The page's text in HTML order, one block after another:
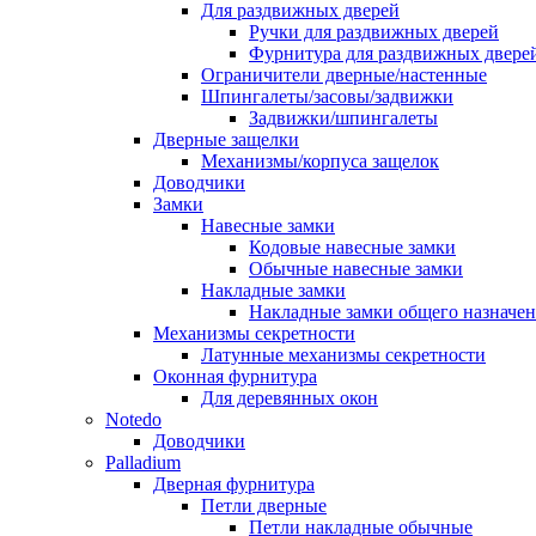
Для раздвижных дверей
Ручки для раздвижных дверей
Фурнитура для раздвижных
Ограничители дверные/настенные
Шпингалеты/засовы/задвижки
Задвижки/шпингалеты
Дверные защелки
Механизмы/корпуса защелок
Доводчики
Замки
Навесные замки
Кодовые навесные замки
Обычные навесные замки
Накладные замки
Накладные замки общего
Механизмы секретности
Латунные механизмы секретности
Оконная фурнитура
Для деревянных окон
Notedo
Доводчики
Palladium
Дверная фурнитура
Петли дверные
Петли накладные обычные